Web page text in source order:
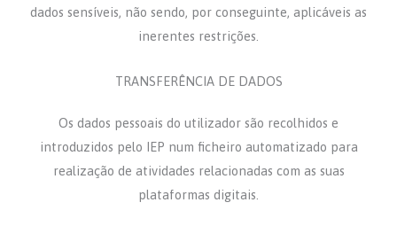
dados sensíveis, não sendo, por conseguinte, aplicáveis as
inerentes restrições.
TRANSFERÊNCIA DE DADOS
Os dados pessoais do utilizador são recolhidos e
introduzidos pelo IEP num ficheiro automatizado para
realização de atividades relacionadas com as suas
plataformas digitais.